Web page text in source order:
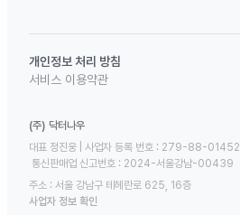
개인정보 처리 방침
서비스 이용약관
(주) 닥터나우
대표 정진웅 | 사업자 등록 번호 : 279-88-01452
통신판매업 신고번호 : 2024-서울강남-00439
주소 : 서울 강남구 테헤란로 625, 16층
사업자 정보 확인